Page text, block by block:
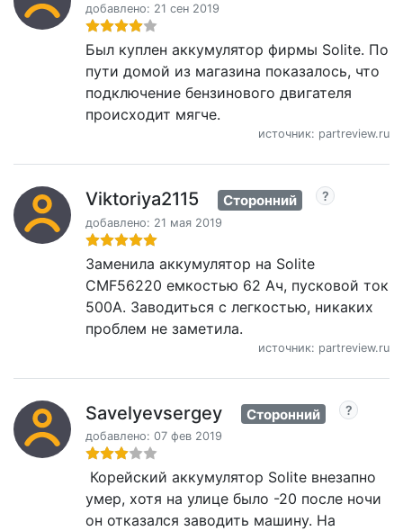
добавлено: 21 сен 2019
Был куплен аккумулятор фирмы Solite. По
пути домой из магазина показалось, что
подключение бензинового двигателя
происходит мягче.
источник: partreview.ru
Viktoriya2115 Сторонний
добавлено: 21 мая 2019
Заменила аккумулятор на Solite
CMF56220 емкостью 62 Ач, пусковой ток
500А. Заводиться с легкостью, никаких
проблем не заметила.
источник: partreview.ru
Savelyevsergey Сторонний
добавлено: 07 фев 2019
Корейский аккумулятор Solite внезапно
умер, хотя на улице было -20 после ночи
он отказался заводить машину. На